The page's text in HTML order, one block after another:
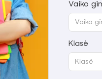
Vaiko
Klasė